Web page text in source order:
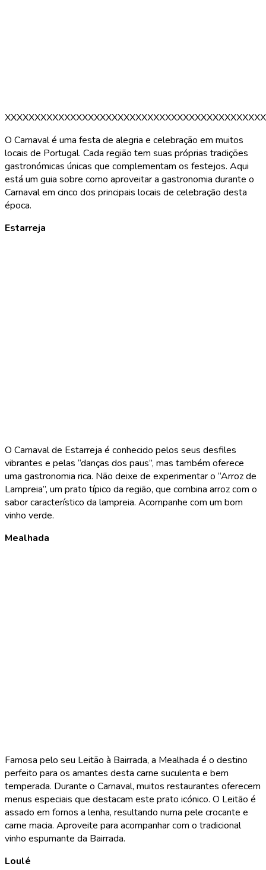
O Carnaval é uma festa de alegria e celebração em muitos
locais de Portugal. Cada região tem suas próprias tradições
gastronómicas únicas que complementam os festejos. Aqui
está um guia sobre como aproveitar a gastronomia durante o
Carnaval em cinco dos principais locais de celebração desta
época.
Estarreja
O Carnaval de Estarreja é conhecido pelos seus desfiles
vibrantes e pelas “danças dos paus”, mas também oferece
uma gastronomia rica. Não deixe de experimentar o “Arroz de
Lampreia”, um prato típico da região, que combina arroz com o
sabor característico da lampreia. Acompanhe com um bom
vinho verde.
Mealhada
Famosa pelo seu Leitão à Bairrada, a Mealhada é o destino
perfeito para os amantes desta carne suculenta e bem
temperada. Durante o Carnaval, muitos restaurantes oferecem
menus especiais que destacam este prato icónico. O Leitão é
assado em fornos a lenha, resultando numa pele crocante e
carne macia. Aproveite para acompanhar com o tradicional
vinho espumante da Bairrada.
Loulé